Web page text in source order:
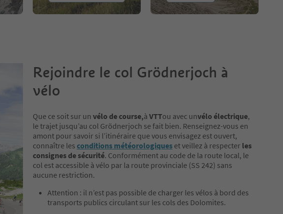
Rejoindre le col Grödnerjoch à
vélo
Que ce soit sur un vélo de course,à VTTou avec unvélo électrique,
le trajet jusqu’au col Grödnerjoch se fait bien. Renseignez-vous en
amont pour savoir si l’itinéraire que vous envisagez est ouvert,
connaître les conditions météorologiques et veillez à respecter les
consignes de sécurité. Conformément au code de la route local, le
col est accessible à vélo par la route provinciale (SS 242) sans
aucune restriction.
Attention : il n’est pas possible de charger les vélos à bord des
transports publics circulant sur les cols des Dolomites.